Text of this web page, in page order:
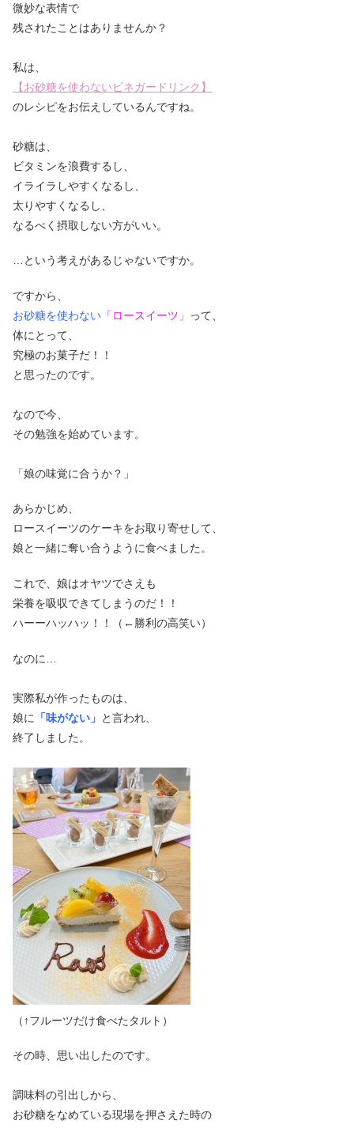
微妙な表情で
残されたことはありませんか？
私は、
【お砂糖を使わないビネガードリンク】
のレシピをお伝えしているんですね。
砂糖は、
ビタミンを浪費するし、
イライラしやすくなるし、
太りやすくなるし、
なるべく摂取しない方がいい。
…という考えがあるじゃないですか。
ですから、
お砂糖を使わない 「ロースイーツ」
って、
体にとって、
究極のお菓子だ！！
と思ったのです。
なので今、
その勉強を始めています。
「娘の味覚に合うか？」
あらかじめ、
ロースイーツのケーキをお取り寄せして、
娘と一緒に奪い合うように食べました。
これで、娘はオヤツでさえも
栄養を吸収できてしまうのだ！！
ハーーハッハッ！！（←勝利の高笑い）
なのに…
実際私が作ったものは、
娘に
「味がない」 と言われ、
終了しました。
（↑フルーツだけ食べたタルト）
その時、思い出したのです。
調味料の引出しから、
お砂糖をなめている現場を押さえた時の